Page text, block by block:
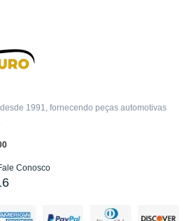
1991, fornecendo peças automotivas
Conosco